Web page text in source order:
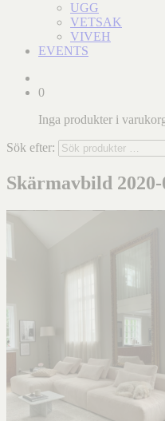
UGG
VETSAK
VIVEH
EVENTS
0
Inga produkter i
Sök efter:
Skärmavbild